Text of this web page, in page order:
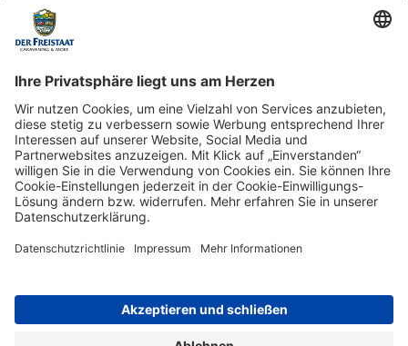
Newsletter: Jetzt auf
shop.derfreistaat.de anmelden und
einen 5€ Gutschein für unseren Online-
Shop erhalten!*
Impressum Datenschutz Barrierefreiheit